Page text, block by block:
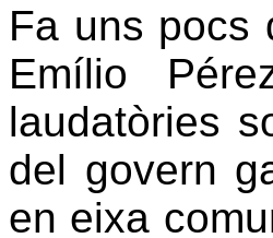
Fa uns pocs
Emílio
laudatòries
del govern
en eixa